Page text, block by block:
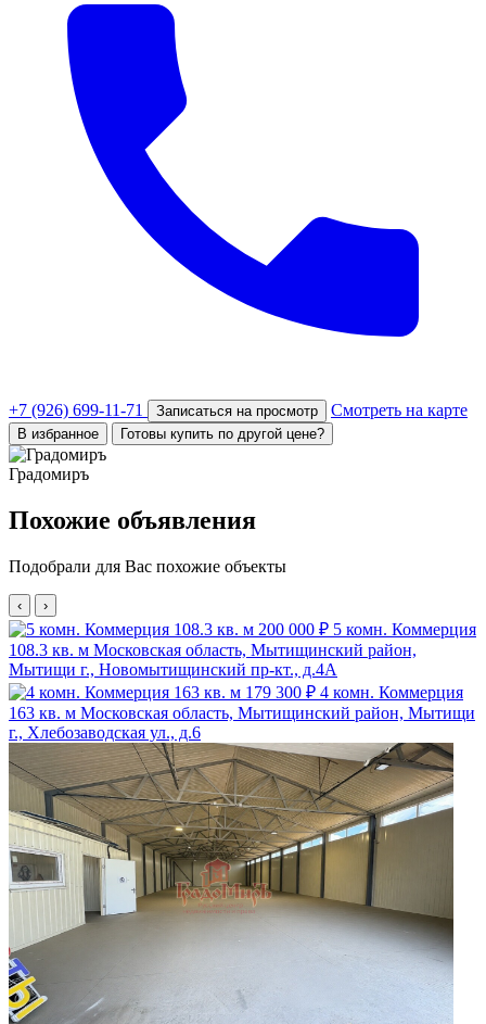
+7 (926) 699-11-71 Записаться на просмотр Смотреть на карте
В избранное Готовы купить по другой цене?
Градомиръ
Похожие объявления
Подобрали для Вас похожие объекты
‹ ›
200 000 ₽ 5 комн. Коммерция
108.3 кв. м Московская область, Мытищинский район,
Мытищи г., Новомытищинский пр-кт., д.4А
179 300 ₽ 4 комн. Коммерция
163 кв. м Московская область, Мытищинский район, Мытищи
г., Хлебозаводская ул., д.6